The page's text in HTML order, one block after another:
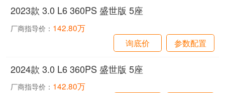
2023款 3.0 L6 360PS 盛世版 5座
厂商指导价： 142.80万
询底价
参数配置
2024款 3.0 L6 360PS 盛世版 5座
厂商指导价： 142.80万